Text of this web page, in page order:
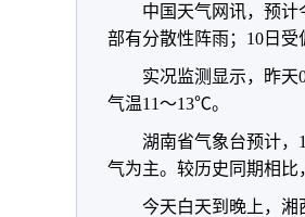
中国天气网讯，预计
部有分散性阵雨；10日
实况监测显示，昨
气温11～13℃。
湖南省气象台预计，
气为主。较历史同期相
今天白天到晚上，湘